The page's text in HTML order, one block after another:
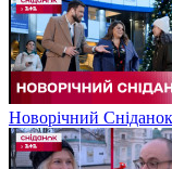
Новорічний